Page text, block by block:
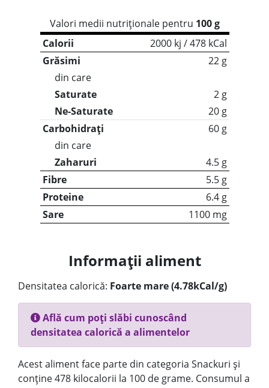
Valori medii nutriționale pentru 100 g
Calorii
2000 kj / 478 kCal
Grăsimi
22 g
din care
Saturate
2 g
Ne-Saturate
20 g
Carbohidrați
60 g
din care
Zaharuri
4.5 g
Fibre
5.5 g
Proteine
6.4 g
Sare
1100 mg
Informații aliment
Densitatea calorică: Foarte mare (4.78kCal/g)
Află cum poți slăbi cunoscând
densitatea calorică a alimentelor
Acest aliment face parte din categoria Snackuri și
conține 478 kilocalorii la 100 de grame. Consumul a